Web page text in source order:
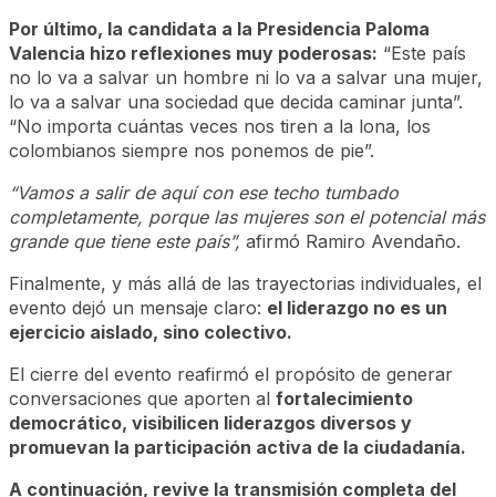
Por último, la candidata a la Presidencia Paloma
Valencia hizo reflexiones muy poderosas: “Este país
no lo va a salvar un hombre ni lo va a salvar una mujer,
lo va a salvar una sociedad que decida caminar junta”.
“No importa cuántas veces nos tiren a la lona, los
colombianos siempre nos ponemos de pie”.
“Vamos a salir de aquí con ese techo tumbado
completamente, porque las mujeres son el potencial más
grande que tiene este país”, afirmó Ramiro Avendaño.
Finalmente, y más allá de las trayectorias individuales, el
evento dejó un mensaje claro: el liderazgo no es un
ejercicio aislado, sino colectivo.
El cierre del evento reafirmó el propósito de generar
conversaciones que aporten al fortalecimiento
democrático, visibilicen liderazgos diversos y
promuevan la participación activa de la ciudadanía.
A continuación, revive la transmisión completa del